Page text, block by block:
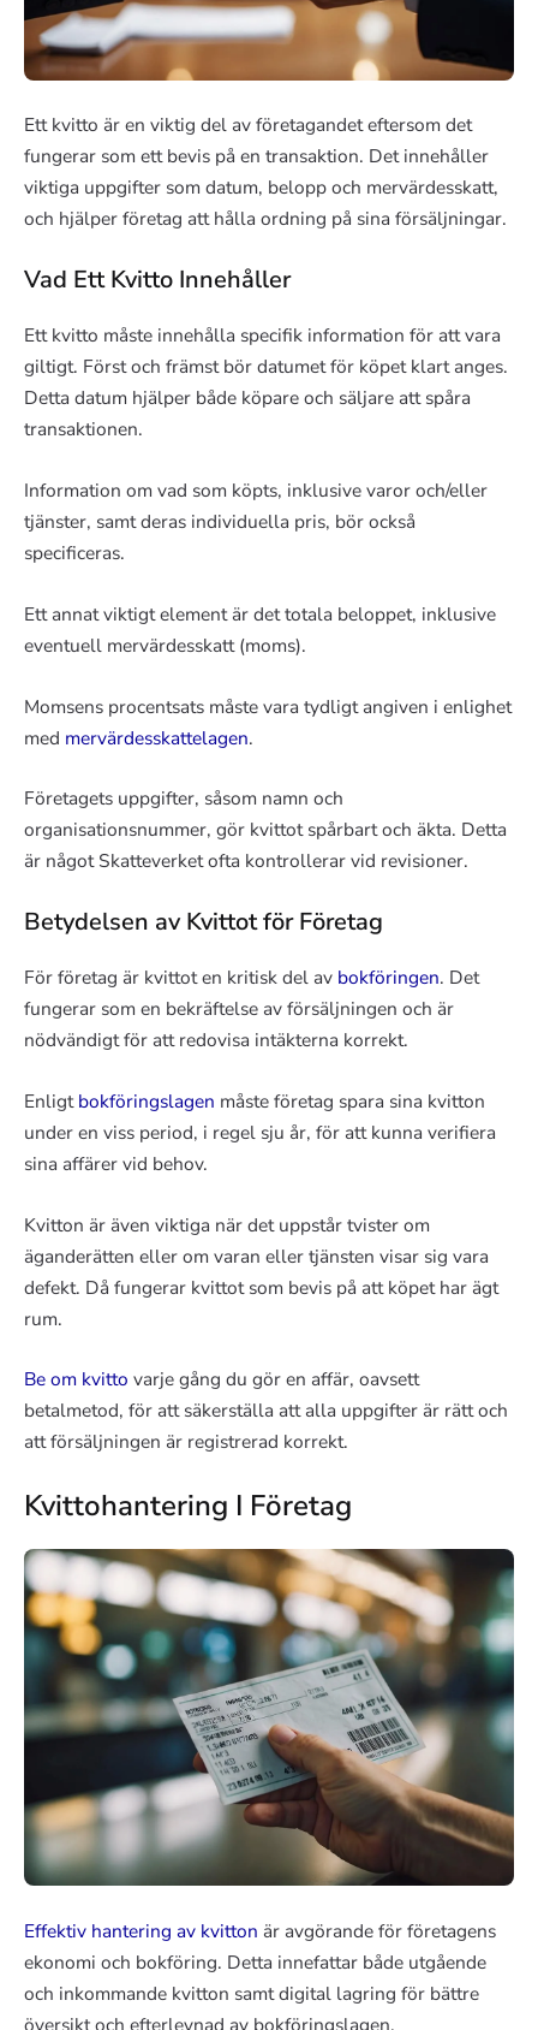
Ett kvitto är en viktig del av företagandet eftersom det
fungerar som ett bevis på en transaktion. Det innehåller
viktiga uppgifter som datum, belopp och mervärdesskatt,
och hjälper företag att hålla ordning på sina försäljningar.
Vad Ett Kvitto Innehåller
Ett kvitto måste innehålla specifik information för att vara
giltigt. Först och främst bör datumet för köpet klart anges.
Detta datum hjälper både köpare och säljare att spåra
transaktionen.
Information om vad som köpts, inklusive varor och/eller
tjänster, samt deras individuella pris, bör också
specificeras.
Ett annat viktigt element är det totala beloppet, inklusive
eventuell mervärdesskatt (moms).
Momsens procentsats måste vara tydligt angiven i enlighet
med mervärdesskattelagen.
Företagets uppgifter, såsom namn och
organisationsnummer, gör kvittot spårbart och äkta. Detta
är något Skatteverket ofta kontrollerar vid revisioner.
Betydelsen av Kvittot för Företag
För företag är kvittot en kritisk del av bokföringen. Det
fungerar som en bekräftelse av försäljningen och är
nödvändigt för att redovisa intäkterna korrekt.
Enligtbokföringslagen måste företag spara sina kvitton
under en viss period, i regel sju år, för att kunna verifiera
sina affärer vid behov.
Kvitton är även viktiga när det uppstår tvister om
äganderätten eller om varan eller tjänsten visar sig vara
defekt. Då fungerar kvittot som bevis på att köpet har ägt
rum.
Be om kvitto varje gång du gör en affär, oavsett
betalmetod, för att säkerställa att alla uppgifter är rätt och
att försäljningen är registrerad korrekt.
Kvittohantering I Företag
Effektiv hantering av kvitton är avgörande för företagens
ekonomi och bokföring. Detta innefattar både utgående
och inkommande kvitton samt digital lagring för bättre
översikt och efterlevnad av bokföringslagen.